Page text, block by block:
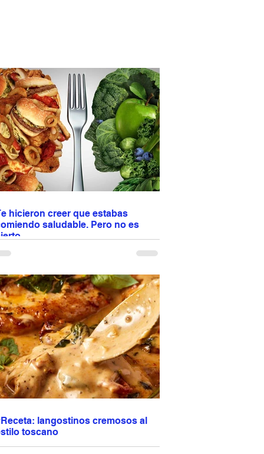
hicieron creer que estabas
saludable. Pero no es
enseñaron a confiar en etiquetas como
al marketing. Responde a lo que
cada día. Puedes estar delgado,
ejercicio y aun así no estar sano. La
no se construye con soluciones rápidas,
con hábitos consistentes. Comida real.
ultraprocesados. Más conciencia. La
es: ¿estás alimentando tu salud… o el
Programación de citas: escribir o
al 944 612 501
langostinos cremosos al
toscano
cremosos al estilo toscano 🦐🤍